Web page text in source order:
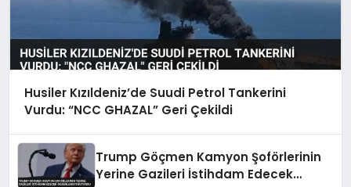
Husiler Kızıldeniz’de Suudi Petrol Tankerini
Vurdu: “NCC GHAZAL” Geri Çekildi
Trump Göçmen Kamyon Şoförlerinin
Yerine Gazileri İstihdam Edecek